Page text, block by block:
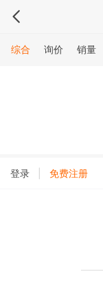
综合 询价 销量
登录 免费注册